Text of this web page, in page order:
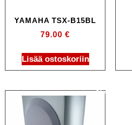
YAMAHA TSX-B15BL
79.00 €
Lisää ostoskoriin
Ale!